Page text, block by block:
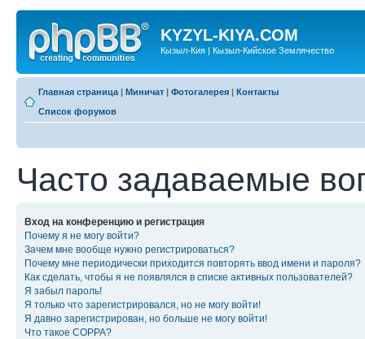
KYZYL-KIYA.COM
Кызыл-Кия | Кызыл-Кийское Землячество
Главная страница | Миничат | Фотогалерея | Контакты
Список форумов
Часто задаваемые
Вход на конференцию и регистрация
Почему я не могу войти?
Зачем мне вообще нужно регистрироваться?
Почему мне периодически приходится повторять ввод имени и пароля?
Как сделать, чтобы я не появлялся в списке активных пользователей?
Я забыл пароль!
Я только что зарегистрировался, но не могу войти!
Я давно зарегистрирован, но больше не могу войти!
Что такое COPPA?